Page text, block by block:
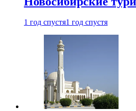
1 год спустя1 год спустя